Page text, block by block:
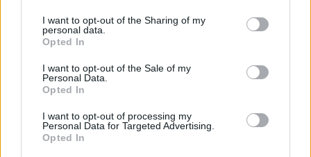
not limited to your visit or usage behaviour. You may click to
grant or deny consent to Google and its third-party tags to
use your data for below specified purposes in below Google
consent section.
I want to opt-out of the Sharing of my
personal data.
Opted In
I want to opt-out of the Sale of my
Personal Data.
Opted In
I want to opt-out of processing my
Personal Data for Targeted Advertising.
Opted In